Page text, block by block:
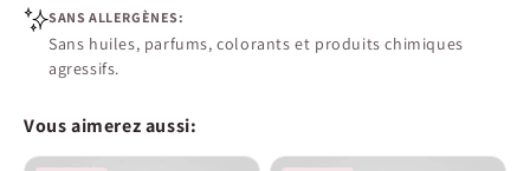
SANS ALLERGÈNES:
Sans huiles, parfums, colorants et produits chimiques
agressifs.
Vous aimerez aussi: